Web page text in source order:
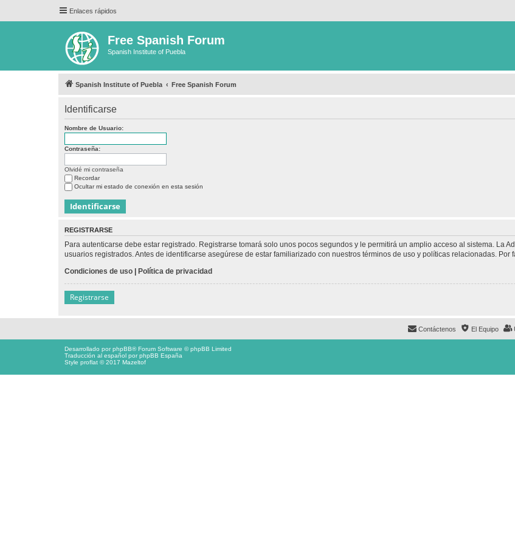
Enlaces rápidos
Free Spanish Forum
Spanish Institute of Puebla
Spanish Institute of Puebla Free Spanish Forum
Identificarse
Nombre de Usuario:
Contraseña:
Olvidé mi contraseña
Recordar
Ocultar mi estado de conexión en esta sesión
REGISTRARSE
Para autenticarse debe estar registrado. Registrarse tomará solo unos pocos segundos y le permitirá un amplio acceso al sistema. La
usuarios registrados. Antes de identificarse asegúrese de estar familiarizado con nuestros términos de uso y políticas relacionadas. Por
Condiciones de uso | Política de privacidad
Registrarse
El Equipo
Contáctenos
Desarrollado porphpBB® Forum Software © phpBB Limited
Traducción al español porphpBB España
Style proflat © 2017 Mazeltof